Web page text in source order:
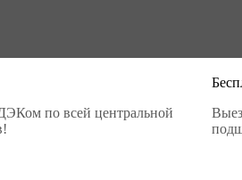
по всей центральной